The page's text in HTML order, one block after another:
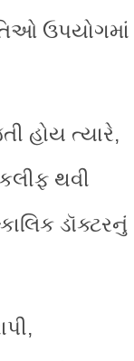
ઉપયોગમાં
હોય ત્યારે,
થવી
ડૉક્ટરનું